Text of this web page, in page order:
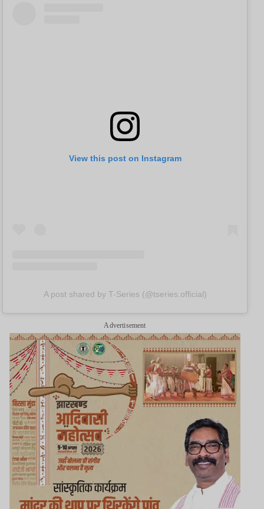
View this post on Instagram
A post shared by T-Series (@tseries.official)
Advertisement